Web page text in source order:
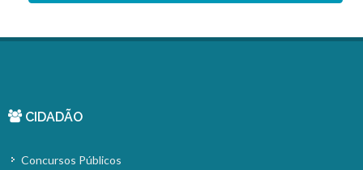
CIDADÃO
Concursos Públicos